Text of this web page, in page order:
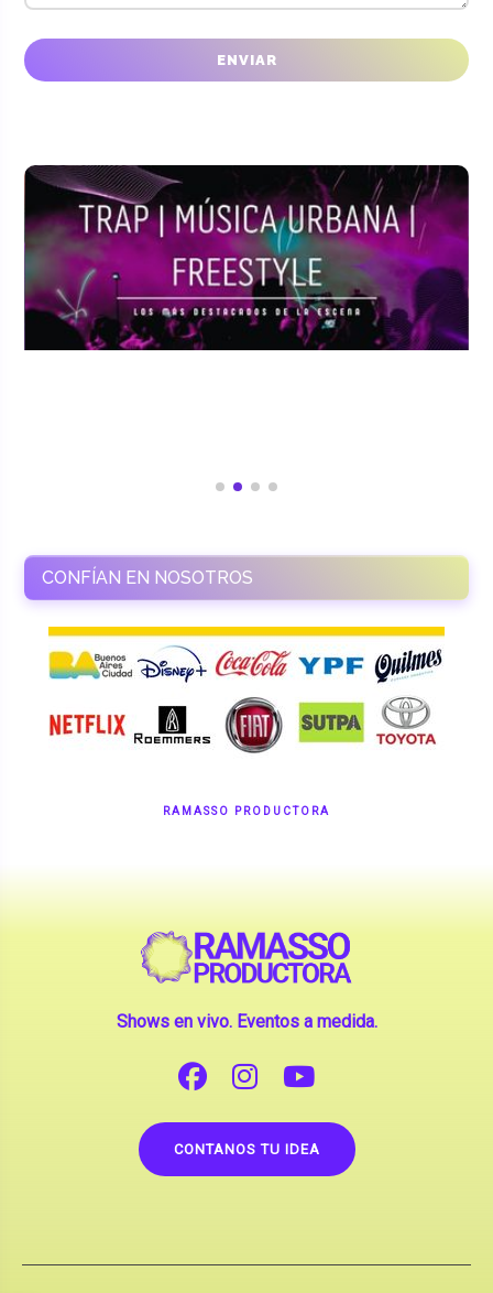
RAMASSO PRODUCTORA